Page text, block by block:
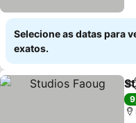
Selecione as datas para
exatos.